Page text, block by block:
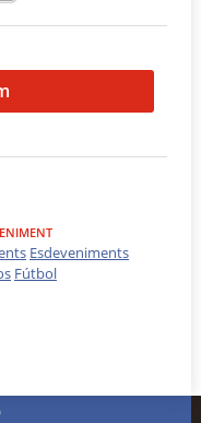
Esdeveniments
Fútbol